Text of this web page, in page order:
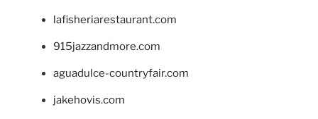
lafisheriarestaurant.com
915jazzandmore.com
aguadulce-countryfair.com
jakehovis.com